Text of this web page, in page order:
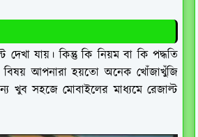
যায়। কিন্তু কি নিয়ম বা কি পদ্ধতি
বিষয় আপনারা হয়তো অনেক খোঁজাখুঁজি
খুব সহজে মোবাইলের মাধ্যমে রেজাল্ট